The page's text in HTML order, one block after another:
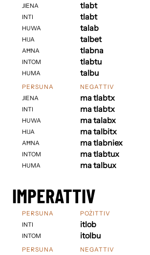
JIENA
INTI
HUWA
HIJA
AĦNA
INTOM
HUMA
tlabt
tlabt
talab
talbet
tlabna
tlabtu
talbu
PERSUNA
JIENA
INTI
HUWA
HIJA
AĦNA
INTOM
HUMA
NEGATTIV
ma tlabtx
ma tlabtx
ma talabx
ma talbitx
ma tlabniex
ma tlabtux
ma talbux
IMPERATTIV
PERSUNA
INTI
INTOM
POŻITTIV
itlob
itolbu
PERSUNA
NEGATTIV